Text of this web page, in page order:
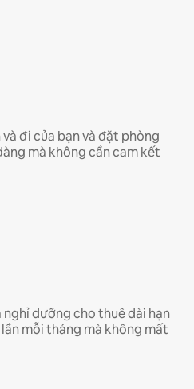
đi của bạn và đặt phòng
mà không cần cam kết
dưỡng cho thuê dài hạn
mỗi tháng mà không mất